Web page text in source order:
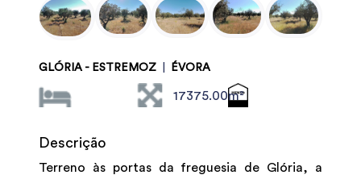
GLÓRIA - ESTREMOZ ÉVORA
17375.00m²
Descrição
Terreno às portas da freguesia de Glória, a